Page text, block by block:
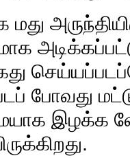
போவது
இழக்க